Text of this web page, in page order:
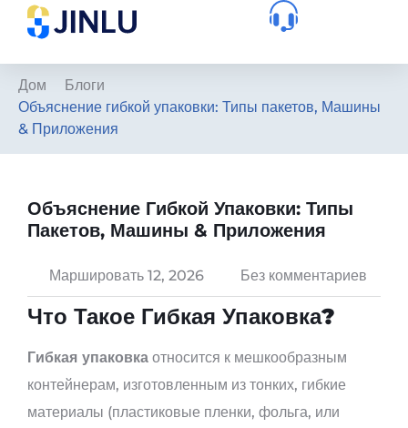
Дом
Блоги
Объяснение гибкой упаковки: Типы пакетов, Машины
& Приложения
Объяснение Гибкой Упаковки: Типы
Пакетов, Машины & Приложения
Маршировать 12, 2026 Без комментариев
Что Такое Гибкая Упаковка?
Гибкая упаковка относится к мешкообразным
контейнерам, изготовленным из тонких, гибкие
материалы (пластиковые пленки, фольга, или